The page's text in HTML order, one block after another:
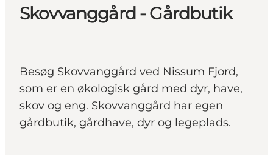
Skovvanggård - Gårdbutik
Besøg Skovvanggård ved Nissum Fjord,
som er en økologisk gård med dyr, have,
skov og eng. Skovvanggård har egen
gårdbutik, gårdhave, dyr og legeplads.